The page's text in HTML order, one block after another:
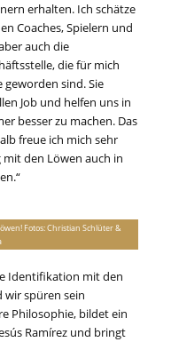
erhalten. Ich schätze
Coaches, Spielern und
auch die
die für mich
geworden sind. Sie
Job und helfen uns in
besser zu machen. Das
freue ich mich sehr
den Löwen auch in
Fotos: Christian Schlüter &
Identifikation mit den
wir spüren sein
Philosophie, bildet ein
Ramírez und bringt